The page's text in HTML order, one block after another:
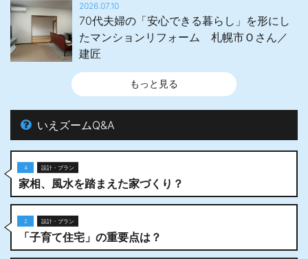
2026.07.10
70代夫婦の「安心できる暮らし」を形にし
たマンションリフォーム 札幌市Ｏさん／
建匠
もっと見る
いえズームQ&A
4 設計・プラン
家相、風水を踏まえた家づくり？
2 設計・プラン
「子育て住宅」の重要点は？